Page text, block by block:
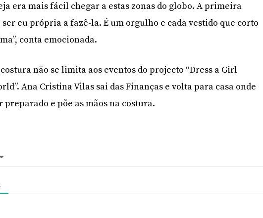
era mais fácil chegar a estas zonas do globo. A primeira
eu própria a fazê-la. É um orgulho e cada vestido que corto
conta emocionada.
não se limita aos eventos do projecto “Dress a Girl
Ana Cristina Vilas sai das Finanças e volta para casa onde
e põe as mãos na costura.